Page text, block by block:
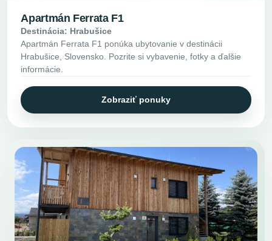
Apartmán Ferrata F1
Destinácia: Hrabušice
Apartmán Ferrata F1 ponúka ubytovanie v destinácii
Hrabušice, Slovensko. Pozrite si vybavenie, fotky a ďalšie
informácie.
Zobraziť ponuky